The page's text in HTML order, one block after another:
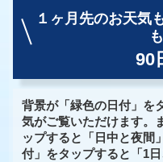
１ヶ月先のお天気も
90
背景が「緑色の日付」を
気がご覧いただけます。
ップすると「日中と夜間
付」をタップすると「1